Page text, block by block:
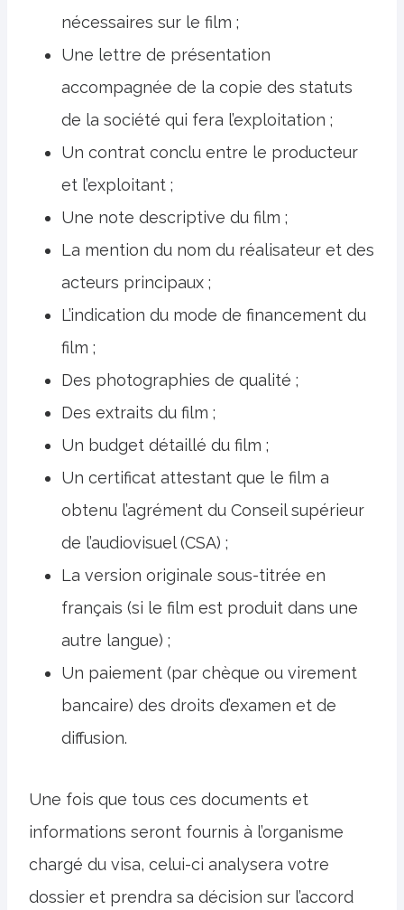
nécessaires sur le film ;
Une lettre de présentation
accompagnée de la copie des statuts
de la société qui fera l’exploitation ;
Un contrat conclu entre le producteur
et l’exploitant ;
Une note descriptive du film ;
La mention du nom du réalisateur et des
acteurs principaux ;
L’indication du mode de financement du
film ;
Des photographies de qualité ;
Des extraits du film ;
Un budget détaillé du film ;
Un certificat attestant que le film a
obtenu l’agrément du Conseil supérieur
de l’audiovisuel (CSA) ;
La version originale sous-titrée en
français (si le film est produit dans une
autre langue) ;
Un paiement (par chèque ou virement
bancaire) des droits d’examen et de
diffusion.
Une fois que tous ces documents et
informations seront fournis à l’organisme
chargé du visa, celui-ci analysera votre
dossier et prendra sa décision sur l’accord